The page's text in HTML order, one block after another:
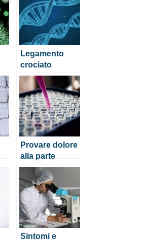
Legamento
crociato
posteriore:
sintomi della
rottura e
indicazioni
sull’intervento
Provare dolore
alla parte
interna del
ginocchio
Sintomi e